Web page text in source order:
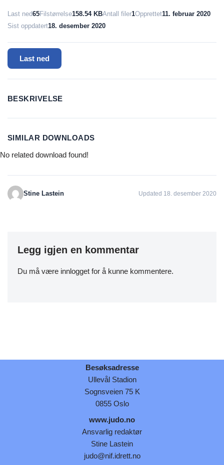
Last ned65Filstørrelse158.54 KBAntall filer1Opprettet11. februar 2020
Sist oppdatert18. desember 2020
Last ned
BESKRIVELSE
SIMILAR DOWNLOADS
No related download found!
Stine Lastein Updated 18. desember 2020
Legg igjen en kommentar
Du må være innlogget for å kunne kommentere.
Besøksadresse
Ullevål Stadion
Sognsveien 75 K
0855 Oslo
www.judo.no
Ansvarlig redaktør
Stine Lastein
judo@nif.idrett.no